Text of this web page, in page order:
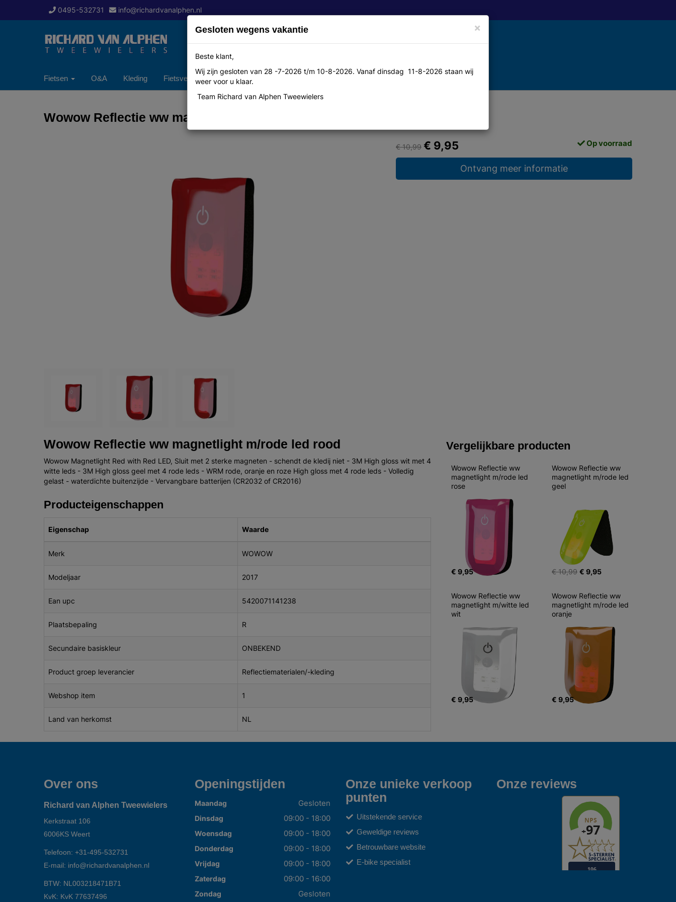
0495-532731 info@richardvanalphen.nl
Fietsen O&A Kleding Fietsverzekering Over ons Contact
Wowow Reflectie ww magnetlight m/rode led rood
€ 10,99 € 9,95 Op voorraad
Ontvang meer informatie
Wowow Reflectie ww magnetlight m/rode led rood
Wowow Magnetlight Red with Red LED, Sluit met 2 sterke magneten - schendt de kledij niet - 3M High gloss wit met 4
witte leds - 3M High gloss geel met 4 rode leds - WRM rode, oranje en roze High gloss met 4 rode leds - Volledig
gelast - waterdichte buitenzijde - Vervangbare batterijen (CR2032 of CR2016)
Producteigenschappen
Eigenschap Waarde
Merk WOWOW
Modeljaar 2017
Ean upc 5420071141238
Plaatsbepaling R
Secundaire basiskleur ONBEKEND
Product groep leverancier Reflectiematerialen/-kleding
Webshop item 1
Land van herkomst NL
Vergelijkbare producten
Wowow Reflectie ww
magnetlight m/rode led
rose
€ 9,95
Wowow Reflectie ww
magnetlight m/rode led
geel
€ 10,99 € 9,95
Wowow Reflectie ww
magnetlight m/witte led
wit
€ 9,95
Wowow Reflectie ww
magnetlight m/rode led
oranje
€ 9,95
Over ons
Richard van Alphen Tweewielers
Kerkstraat 106
6006KS Weert
Telefoon: +31-495-532731
E-mail: info@richardvanalphen.nl
BTW: NL003218471B71
KvK: KvK 77637496
Openingstijden
Maandag Gesloten
Dinsdag 09:00 - 18:00
Woensdag 09:00 - 18:00
Donderdag 09:00 - 18:00
Vrijdag 09:00 - 18:00
Zaterdag 09:00 - 16:00
Zondag Gesloten
Onze unieke verkoop
punten
Uitstekende service
Geweldige reviews
Betrouwbare website
E-bike specialist
Onze reviews
×
Gesloten wegens vakantie
Beste klant,
Wij zijn gesloten van 28 -7-2026 t/m 10-8-2026. Vanaf dinsdag 11-8-2026 staan wij
weer voor u klaar.
Team Richard van Alphen Tweewielers